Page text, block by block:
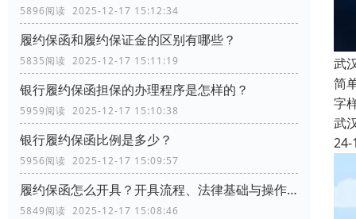
5896阅读 2025-12-17 15:12:34
履约保函和履约保证金的区别有哪些？
5835阅读 2025-12-17 15:11:19
银行履约保函担保的办理程序是怎样的？
5959阅读 2025-12-17 15:10:38
银行履约保函比例是多少？
5956阅读 2025-12-17 15:09:57
履约保函怎么开具？开具流程、法律基础与操作指南
5849阅读 2025-12-17 15:08:46
武
简
字
武
24-